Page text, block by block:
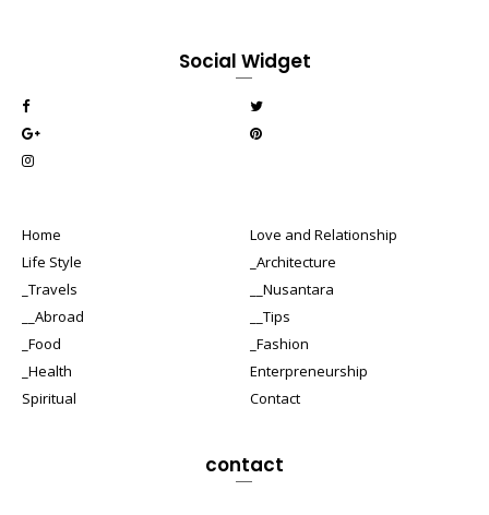
Social Widget
Home
Love and Relationship
Life Style
_Architecture
_Travels
__Nusantara
__Abroad
__Tips
_Food
_Fashion
_Health
Enterpreneurship
Spiritual
Contact
contact